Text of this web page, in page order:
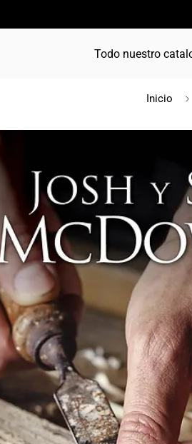
Todo nuestro
Inicio